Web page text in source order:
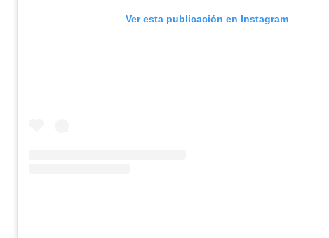
Ver esta publicación en Instagram